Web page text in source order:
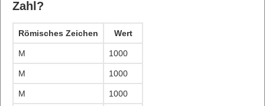
Zahl?
Römisches Zeichen Wert
M 1000
M 1000
M 1000